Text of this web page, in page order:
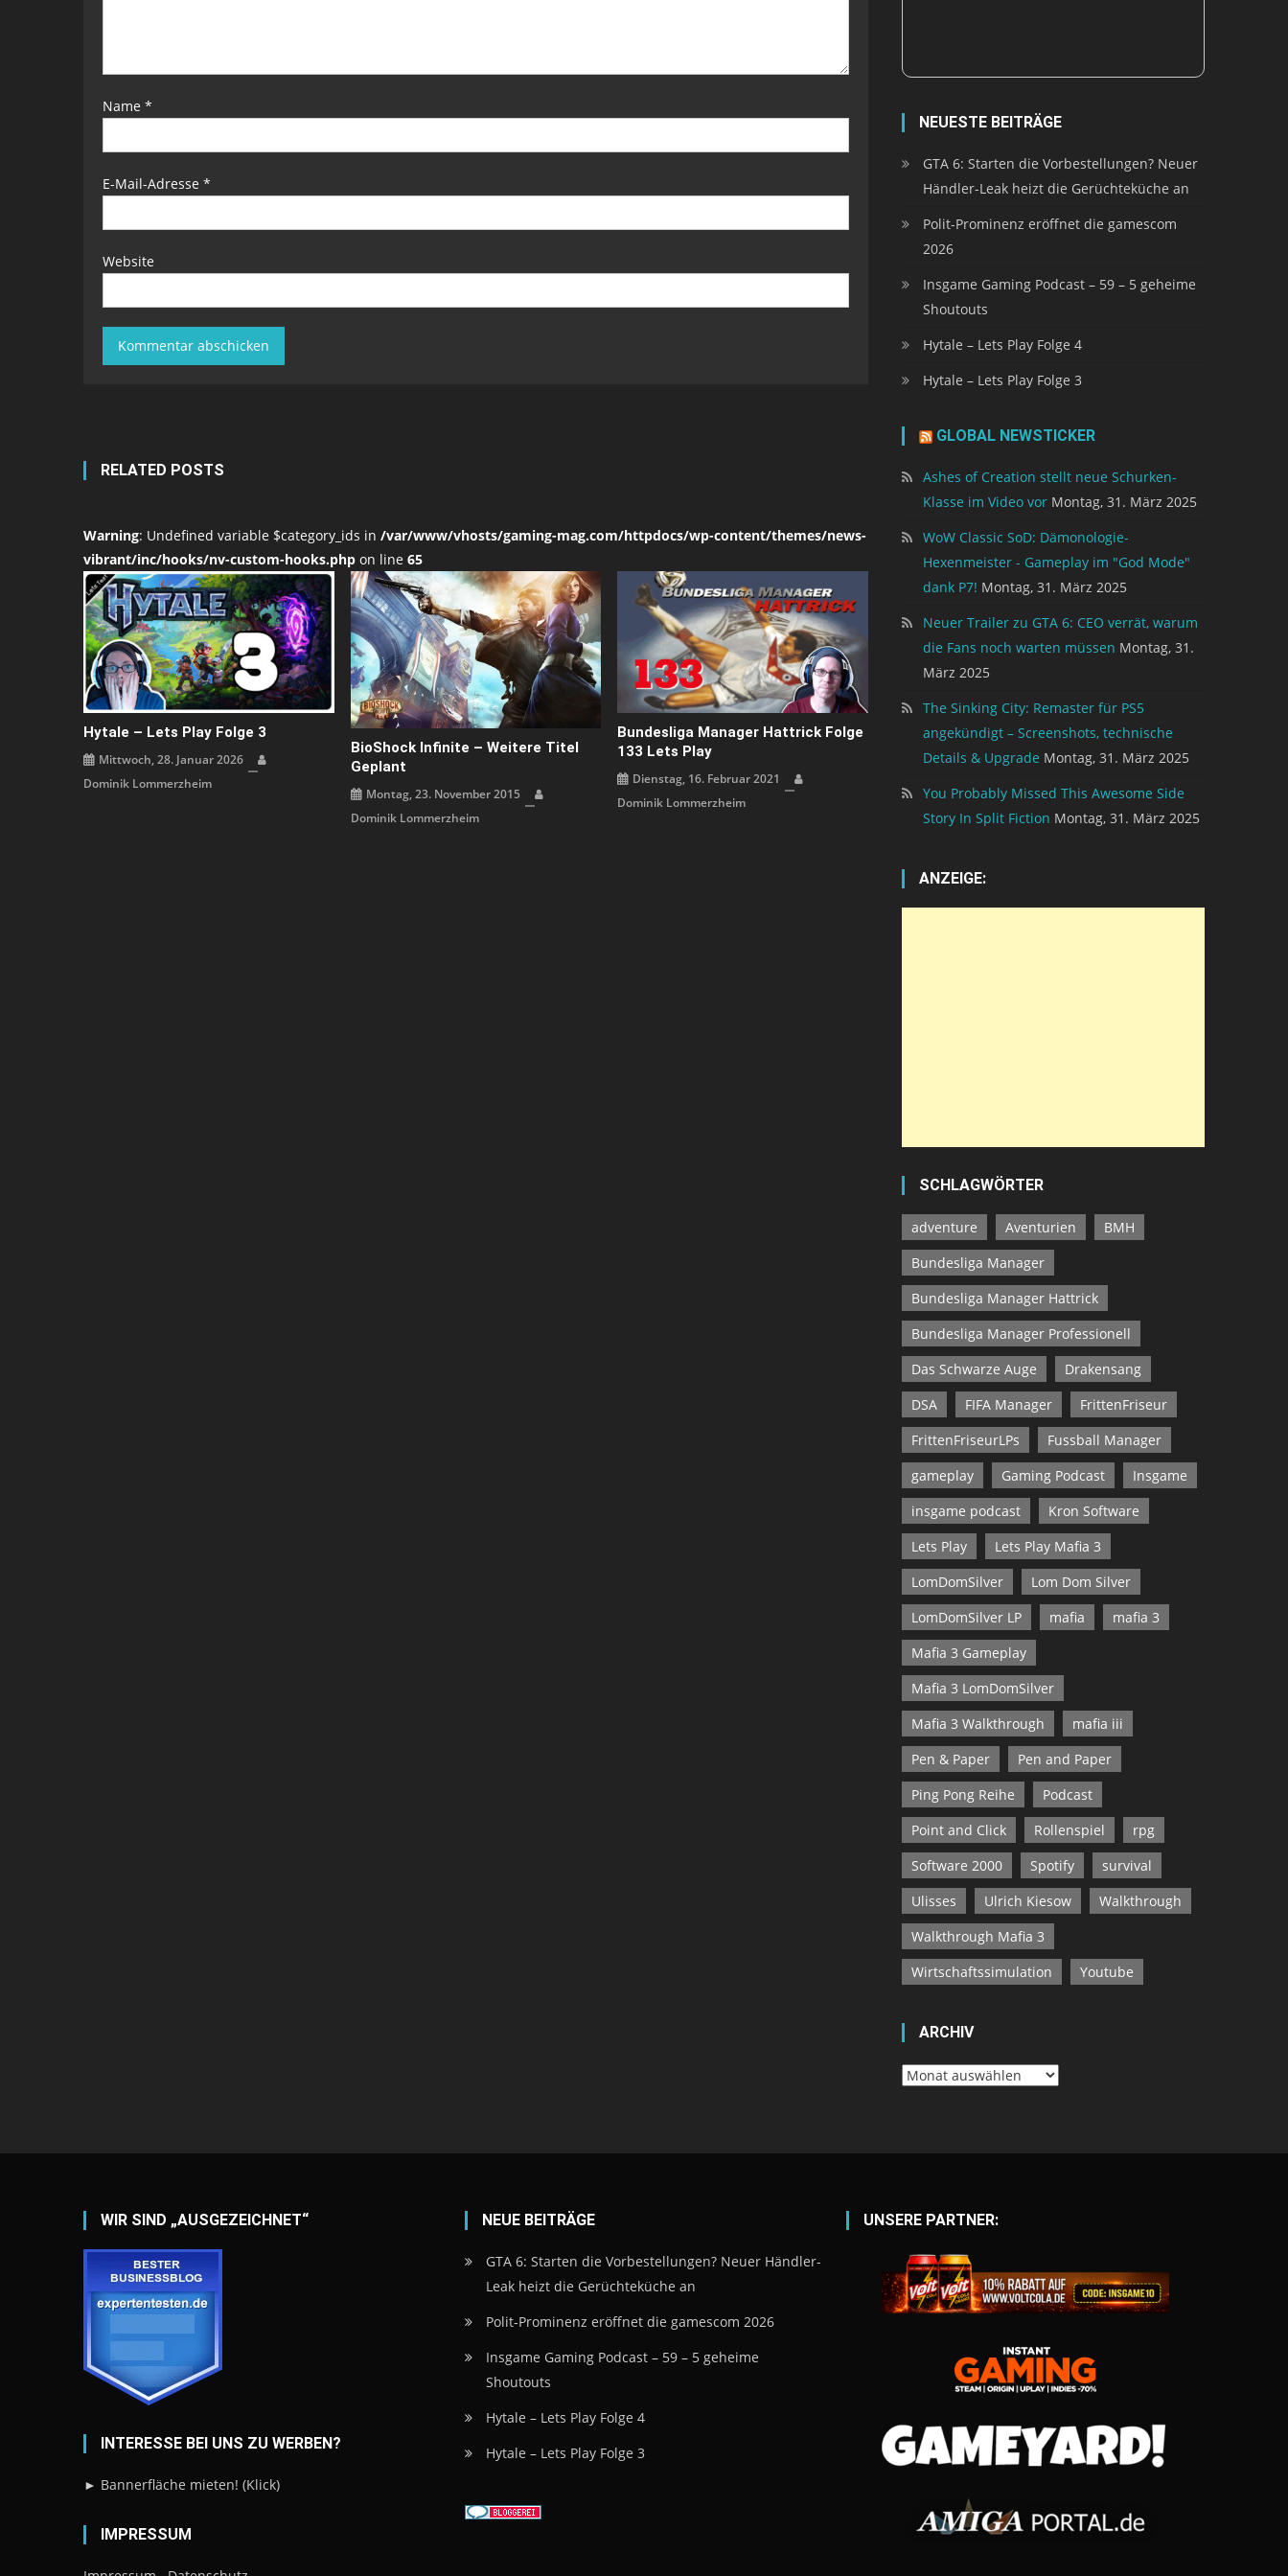
Name *
E-Mail-Adresse *
Website
RELATED POSTS
Warning: Undefined variable $category_ids in /var/www/vhosts/gaming-mag.com/httpdocs/wp-content/themes/news-
vibrant/inc/hooks/nv-custom-hooks.php on line 65
Hytale – Lets Play Folge 3
Mittwoch, 28. Januar 2026
Dominik Lommerzheim
BioShock Infinite – Weitere Titel
Geplant
Montag, 23. November 2015
Dominik Lommerzheim
Bundesliga Manager Hattrick Folge
133 Lets Play
Dienstag, 16. Februar 2021
Dominik Lommerzheim
NEUESTE BEITRÄGE
GTA 6: Starten die Vorbestellungen? Neuer
Händler-Leak heizt die Gerüchteküche an
Polit-Prominenz eröffnet die gamescom
2026
Insgame Gaming Podcast – 59 – 5 geheime
Shoutouts
Hytale – Lets Play Folge 4
Hytale – Lets Play Folge 3
GLOBAL NEWSTICKER
Ashes of Creation stellt neue Schurken-
Klasse im Video vor Montag, 31. März 2025
WoW Classic SoD: Dämonologie-
Hexenmeister - Gameplay im "God Mode"
dank P7! Montag, 31. März 2025
Neuer Trailer zu GTA 6: CEO verrät, warum
die Fans noch warten müssen Montag, 31.
März 2025
The Sinking City: Remaster für PS5
angekündigt – Screenshots, technische
Details & Upgrade Montag, 31. März 2025
You Probably Missed This Awesome Side
Story In Split Fiction Montag, 31. März 2025
ANZEIGE:
SCHLAGWÖRTER
adventure Aventurien
BMH
Bundesliga Manager
Bundesliga Manager Hattrick
Bundesliga Manager Professionell
Das Schwarze Auge
Drakensang
DSA
FIFA Manager
FrittenFriseur
FrittenFriseurLPs
Fussball Manager
gameplay
Gaming Podcast
Insgame
insgame podcast
Kron Software
Lets Play
Lets Play Mafia 3
LomDomSilver
Lom Dom Silver
LomDomSilver LP
mafia
mafia 3
Mafia 3 Gameplay
Mafia 3 LomDomSilver
Mafia 3 Walkthrough
mafia iii
Pen & Paper
Pen and Paper
Ping Pong Reihe
Podcast
Point and Click
Rollenspiel
rpg
Software 2000
Spotify
survival
Ulisses
Ulrich Kiesow
Walkthrough
Walkthrough Mafia 3
Wirtschaftssimulation
Youtube
ARCHIV
Archiv
WIR SIND „AUSGEZEICHNET“
INTERESSE BEI UNS ZU WERBEN?
► Bannerfläche mieten! (Klick)
IMPRESSUM
NEUE BEITRÄGE
GTA 6: Starten die Vorbestellungen? Neuer Händler-
Leak heizt die Gerüchteküche an
Polit-Prominenz eröffnet die gamescom 2026
Insgame Gaming Podcast – 59 – 5 geheime
Shoutouts
Hytale – Lets Play Folge 4
Hytale – Lets Play Folge 3
UNSERE PARTNER: